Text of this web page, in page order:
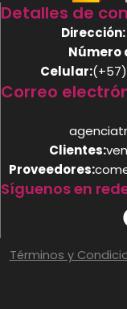
Detalles de
Dirección:
Número
Celular:(+57)
Correo
Clientes:
Proveedores:
Síguenos en
Términos y